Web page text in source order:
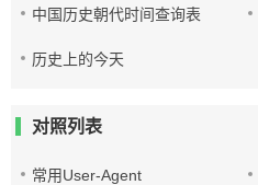
中国历史朝代时间查询表
历史上的今天
对照列表
常用User-Agent